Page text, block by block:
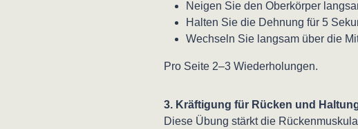
Neigen Sie den Oberkörper
Halten Sie die Dehnung für 5
Wechseln Sie langsam über die
Pro Seite 2–3 Wiederholungen.
3. Kräftigung für Rücken und
Diese Übung stärkt die